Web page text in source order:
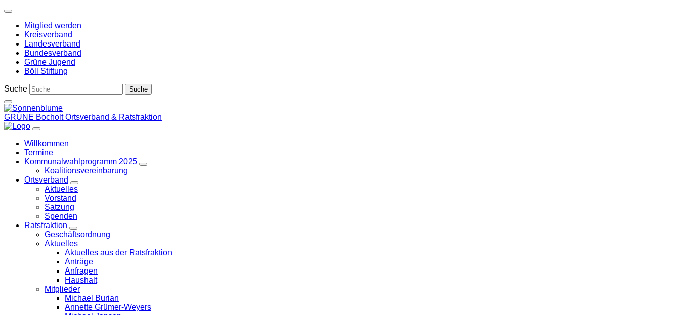
Weiter
Inhalt
Mitglied werden
Kreisverband
Landesverband
Bundesverband
Grüne Jugend
Böll Stiftung
Suche
GRÜNE BocholtOrtsverband & Ratsfraktion
Willkommen
Termine
Kommunalwahlprogramm 2025
Zeige
Koalitionsvereinbarung
Ortsverband
Zeige
Untermenü
Aktuelles
Vorstand
Satzung
Spenden
Ratsfraktion
Zeige
Untermenü
Geschäftsordnung
Aktuelles
Aktuelles aus der Ratsfraktion
Anträge
Anfragen
Haushalt
Mitglieder
Michael Burian
Annette Grümer-Weyers